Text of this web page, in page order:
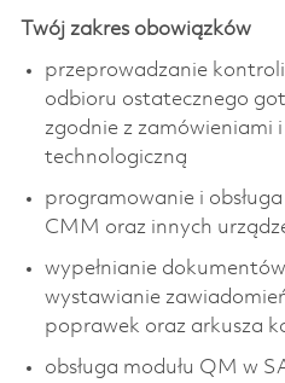
Twój zakres obowiązków
przeprowadzanie
odbioru ostatecznego
zgodnie z zamówieniami
technologiczną
programowanie i
CMM oraz innych
wypełnianie
wystawianie
poprawek oraz arkusza
obsługa modułu QM w